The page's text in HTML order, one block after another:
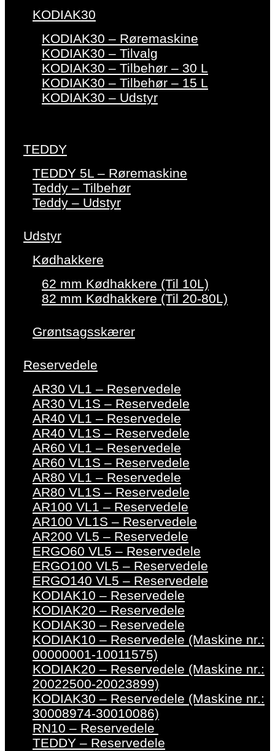
KODIAK30
KODIAK30 – Røremaskine
KODIAK30 – Tilvalg
KODIAK30 – Tilbehør – 30 L
KODIAK30 – Tilbehør – 15 L
KODIAK30 – Udstyr
TEDDY
TEDDY 5L – Røremaskine
Teddy – Tilbehør
Teddy – Udstyr
Udstyr
Kødhakkere
62 mm Kødhakkere (Til 10L)
82 mm Kødhakkere (Til 20-80L)
Grøntsagsskærer
Reservedele
AR30 VL1 – Reservedele
AR30 VL1S – Reservedele
AR40 VL1 – Reservedele
AR40 VL1S – Reservedele
AR60 VL1 – Reservedele
AR60 VL1S – Reservedele
AR80 VL1 – Reservedele
AR80 VL1S – Reservedele
AR100 VL1 – Reservedele
AR100 VL1S – Reservedele
AR200 VL5 – Reservedele
ERGO60 VL5 – Reservedele
ERGO100 VL5 – Reservedele
ERGO140 VL5 – Reservedele
KODIAK10 – Reservedele
KODIAK20 – Reservedele
KODIAK30 – Reservedele
KODIAK10 – Reservedele (Maskine nr.:
00000001-10011575)
KODIAK20 – Reservedele (Maskine nr.:
20022500-20023899)
KODIAK30 – Reservedele (Maskine nr.:
30008974-30010086)
RN10 – Reservedele
TEDDY – Reservedele